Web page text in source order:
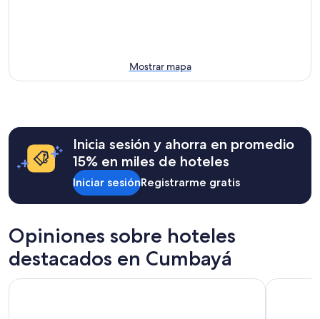
Mostrar mapa
Inicia sesión y ahorra en promedio
15% en miles de hoteles
Iniciar sesiónRegistrarme gratis
Opiniones sobre hoteles
destacados en Cumbayá
Hotel Finlandia Hotel